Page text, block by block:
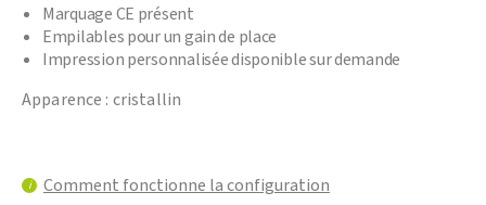
Marquage CE présent
Empilables pour un gain de place
Impression personnalisée disponible sur demande
Apparence : cristallin
i Comment fonctionne la configuration